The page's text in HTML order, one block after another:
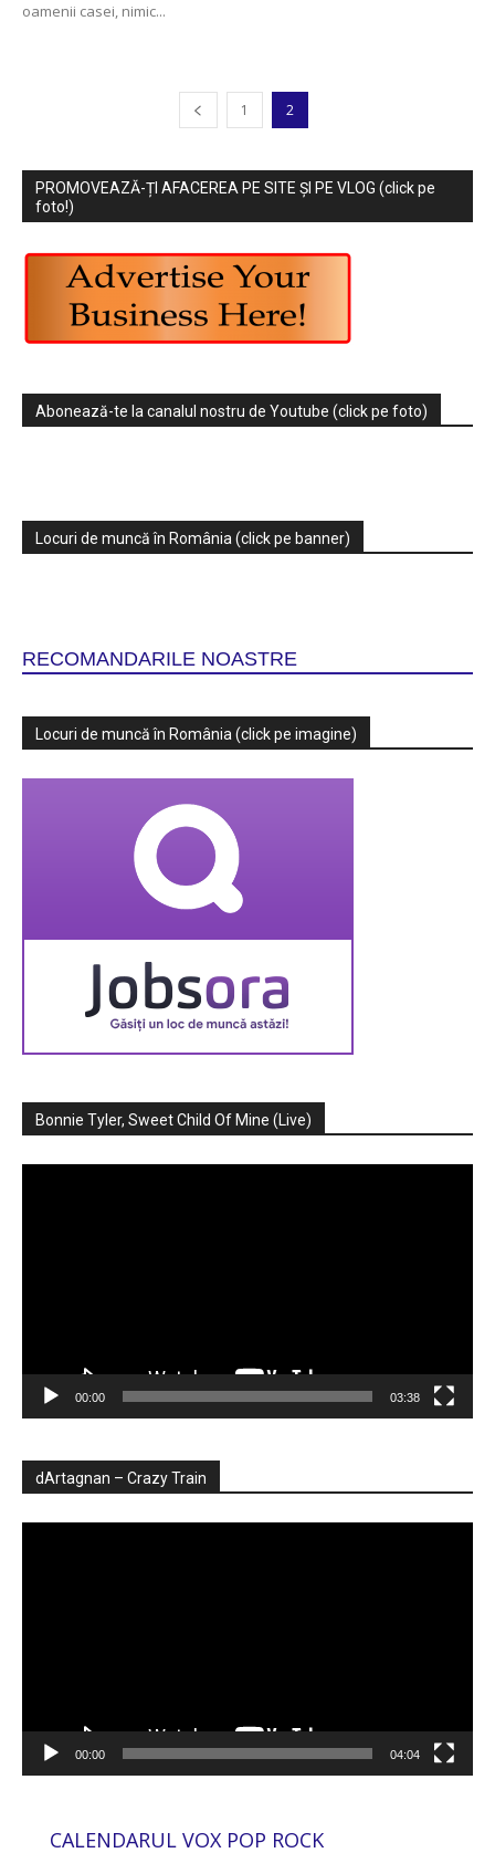
oamenii casei, nimic...
1 2
PROMOVEAZĂ-ȚI AFACEREA PE SITE ȘI PE VLOG (click pe
foto!)
Abonează-te la canalul nostru de Youtube (click pe foto)
Locuri de muncă în România (click pe banner)
RECOMANDARILE NOASTRE
Locuri de muncă în România (click pe imagine)
Bonnie Tyler, Sweet Child Of Mine (Live)
00:00 03:38
dArtagnan – Crazy Train
00:00 04:04
CALENDARUL VOX POP ROCK